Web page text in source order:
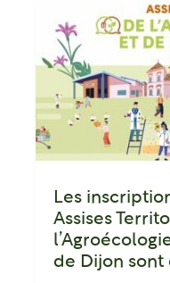
Les
Assises
de Dijon sont